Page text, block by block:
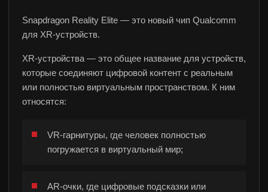
Snapdragon Reality Elite — это новый чип Qualcomm
для XR-устройств.
XR-устройства — это общее название для устройств,
которые соединяют цифровой контент с реальным
или полностью виртуальным пространством. К ним
относятся:
VR-гарнитуры, где человек полностью
погружается в виртуальный мир;
AR-очки, где цифровые подсказки или